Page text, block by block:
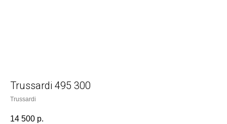
Trussardi 495 300
Trussardi
14 500 р.